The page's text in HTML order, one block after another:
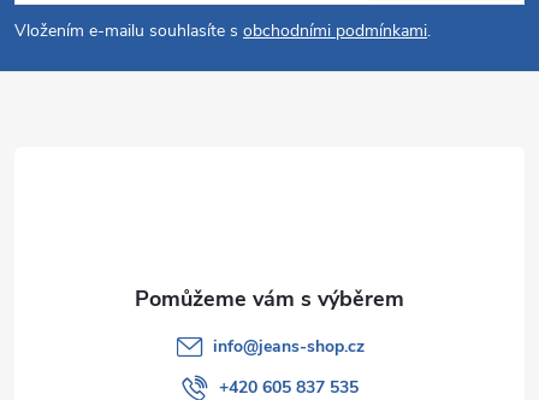
p
a
Vložením e-mailu souhlasíte s obchodními podmínkami.
info@jeans-shop.cz
+420 605 837 535